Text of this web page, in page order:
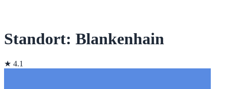
Standort: Blankenhain
★ 4.1